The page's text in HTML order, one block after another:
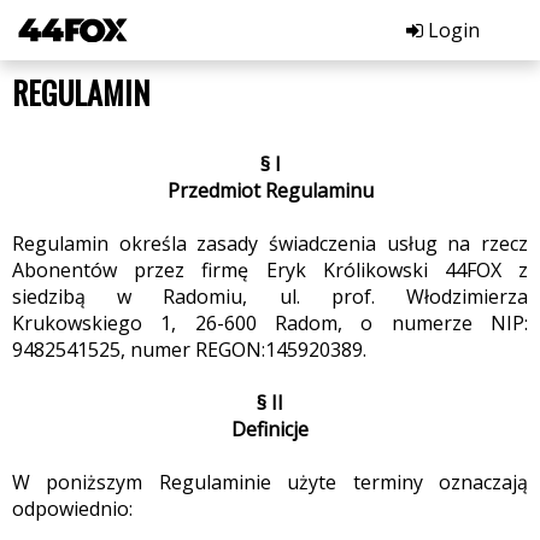
Login
REGULAMIN
§ I
Przedmiot Regulaminu
Regulamin określa zasady świadczenia usług na rzecz
Abonentów przez firmę Eryk Królikowski 44FOX z
siedzibą w Radomiu, ul. prof. Włodzimierza
Krukowskiego 1, 26-600 Radom, o numerze NIP:
9482541525, numer REGON:145920389.
§ II
Definicje
W poniższym Regulaminie użyte terminy oznaczają
odpowiednio: